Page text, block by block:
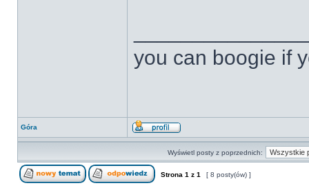
you can boogie if
Góra
Wyświetl posty z poprzednich:
Strona 1 z 1 [ 8 posty(ów) ]